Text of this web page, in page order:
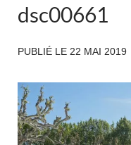
dsc00661
PUBLIÉ LE 22 MAI 2019